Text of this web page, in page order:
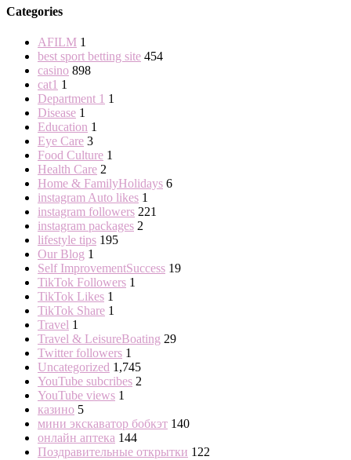
Categories
AFILM 1
best sport betting site 454
casino 898
cat1 1
Department 1 1
Disease 1
Education 1
Eye Care 3
Food Culture 1
Health Care 2
Home & FamilyHolidays 6
instagram Auto likes 1
instagram followers 221
instagram packages 2
lifestyle tips 195
Our Blog 1
Self ImprovementSuccess 19
TikTok Followers 1
TikTok Likes 1
TikTok Share 1
Travel 1
Travel & LeisureBoating 29
Twitter followers 1
Uncategorized 1,745
YouTube subcribes 2
YouTube views 1
казино 5
мини экскаватор бобкэт 140
онлайн аптека 144
Поздравительные открытки 122